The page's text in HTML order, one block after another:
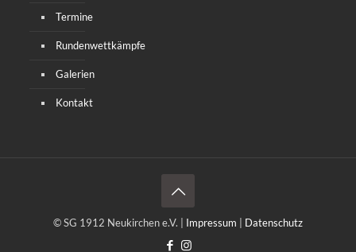
Termine
Rundenwettkämpfe
Galerien
Kontakt
© SG 1912 Neukirchen e.V. | Impressum Datenschutz